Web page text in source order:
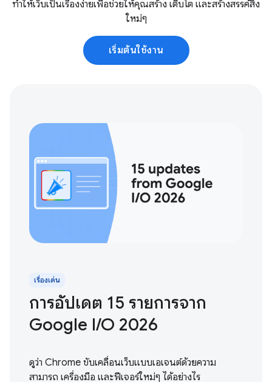
ทำให้เว็บเป็นเรื่องง่ายเพื่อช่วยให้คุณสร้าง เติบโต และสร้างสรรค์สิ่ง
ใหม่ๆ
เริ่มต้นใช้งาน
เรื่องเด่น
การอัปเดต 15 รายการจาก
Google I / O 2026
ดูว่า Chrome ขับเคลื่อนเว็บแบบเอเจนต์ด้วยความ
สามารถ เครื่องมือ และฟีเจอร์ใหม่ๆ ได้อย่างไร